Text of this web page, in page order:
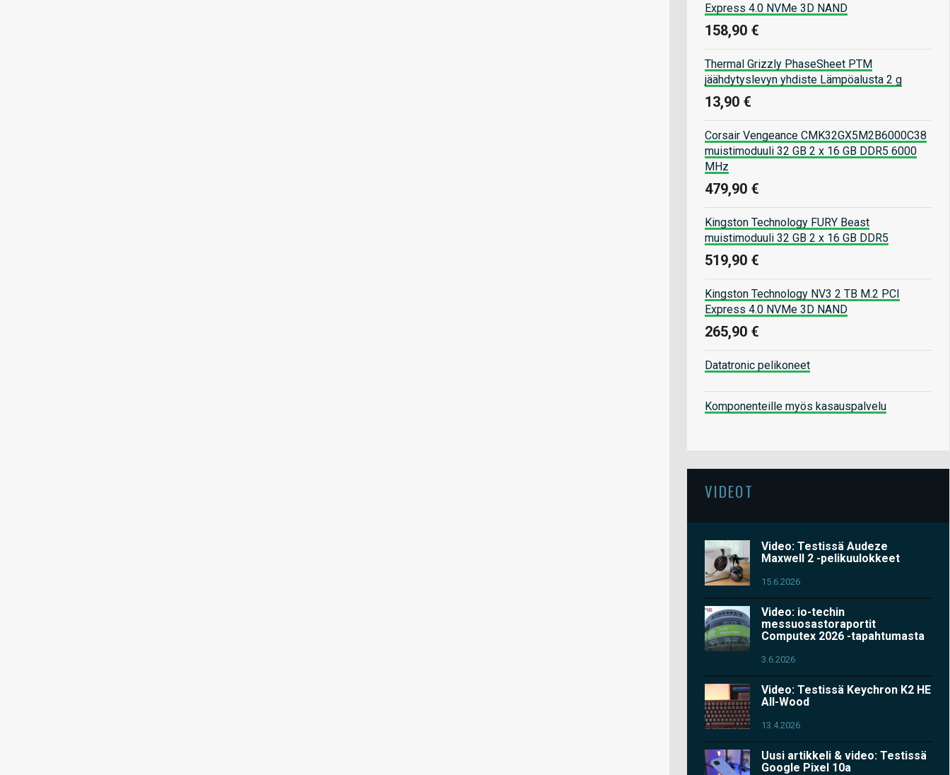
Express 4.0 NVMe 3D NAND
158,90 €
Thermal Grizzly PhaseSheet PTM
jäähdytyslevyn yhdiste Lämpöalusta 2 g
13,90 €
Corsair Vengeance CMK32GX5M2B6000C38
muistimoduuli 32 GB 2 x 16 GB DDR5 6000
MHz
479,90 €
Kingston Technology FURY Beast
muistimoduuli 32 GB 2 x 16 GB DDR5
519,90 €
Kingston Technology NV3 2 TB M.2 PCI
Express 4.0 NVMe 3D NAND
265,90 €
Datatronic pelikoneet
Komponenteille myös kasauspalvelu
VIDEOT
Video: Testissä Audeze
Maxwell 2 -pelikuulokkeet
15.6.2026
Video: io-techin
messuosastoraportit
Computex 2026 -tapahtumasta
3.6.2026
Video: Testissä Keychron K2 HE
All-Wood
13.4.2026
Uusi artikkeli & video: Testissä
Google Pixel 10a